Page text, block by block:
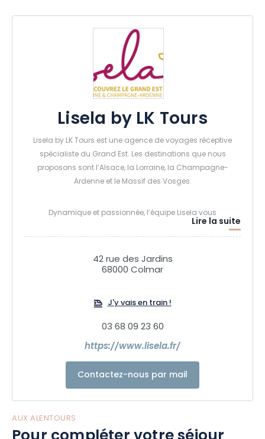
Lisela by LK Tours
Lisela by LK Tours est une agence de voyages réceptive
spécialiste du Grand Est. Les destinations que nous
proposons sont l’Alsace, la Lorraine, la Champagne-
Ardenne et le Massif des Vosges.
Dynamique et passionnée, l’équipe Lisela vous
accompagnera dans la réalisation de vos différents
projets pour les groupes (loisirs et affaires) et les particuliers
(duo, famille, amis). En plus de nos circuits « première
découverte », notre connaissance du terrain nous permet
sport…).
Nous proposons également des coffrets cadeaux inédites
dans les plus belles villes du Grand Est et des micro-
aventures 100% locales et éco-responsables !
Partez sans plus attendre à la découverte du Grand Est
Lire la suite
42 rue des Jardins
68000 Colmar
J'y vais en train !
03 68 09 23 60
https://www.lisela.fr/
Contactez-nous par mail
AUX ALENTOURS